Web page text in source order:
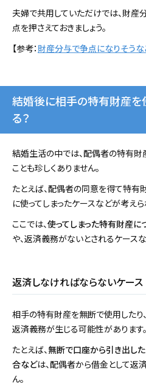
夫婦で共用していただけでは、財産
点を押さえておきましょう。
【参考： 財産分与で争点になりそうな
結婚後に相手の特有財産を
る？
結婚生活の中では、配偶者の特有財
ことも珍しくありません。
たとえば、配偶者の同意を得て特有
に使ってしまったケースなどが考えら
ここでは、使ってしまった特有財産
や、返済義務がないとされるケース
返済しなければならないケース
相手の特有財産を無断で使用したり
返済義務が生じる可能性があります。
たとえば、無断で口座から引き出した
合などは、配偶者から借金として返
ん。